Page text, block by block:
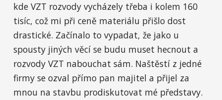
kde VZT rozvody vycházely třeba i kolem 160
tisíc, což mi při ceně materiálu přišlo dost
drastické. Začínalo to vypadat, že jako u
spousty jiných věcí se budu muset hecnout a
rozvody VZT nabouchat sám. Naštěstí z jedné
firmy se ozval přímo pan majitel a přijel za
mnou na stavbu prodiskutovat mé představy.